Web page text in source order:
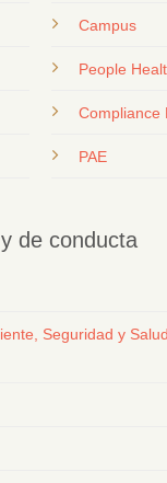
Campus
People
Compliance
PAE
de conducta
Seguridad y